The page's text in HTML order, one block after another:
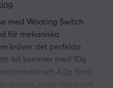
med Wooting Switch
för mekaniska
kräver det perfekta
kit kommer med 10g
och 4.2g (5ml)